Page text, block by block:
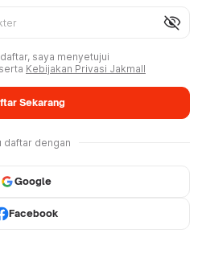
visibility_off
saya menyetujui
serta Kebijakan Privasi Jakmall
Sekarang
daftar dengan
Google
Facebook